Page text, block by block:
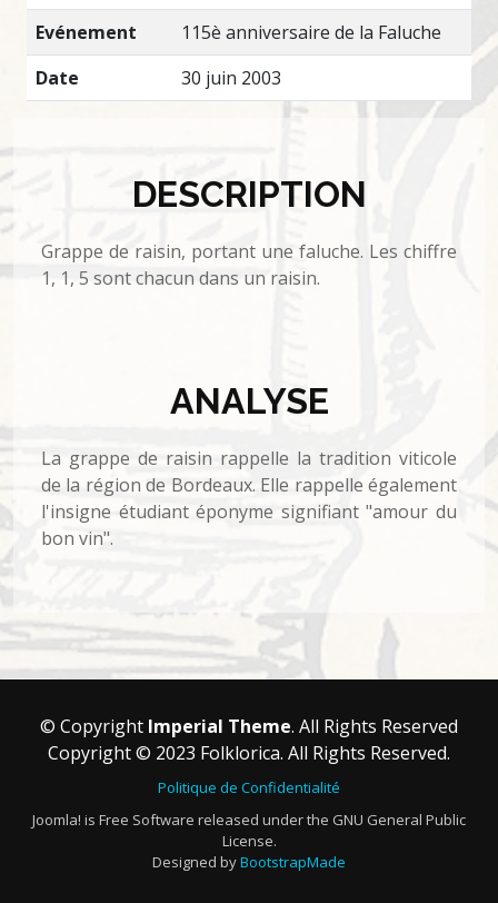
Evénement
115è anniversaire de la Faluche
Date
30 juin 2003
DESCRIPTION
Grappe de raisin, portant une faluche. Les chiffre
1, 1, 5 sont chacun dans un raisin.
ANALYSE
La grappe de raisin rappelle la tradition viticole
de la région de Bordeaux. Elle rappelle également
l'insigne étudiant éponyme signifiant "amour du
bon vin".
© Copyright Imperial Theme. All Rights Reserved
Copyright © 2023 Folklorica. All Rights Reserved.
Politique de Confidentialité
Joomla! is Free Software released under the GNU General Public
License.
Designed byBootstrapMade